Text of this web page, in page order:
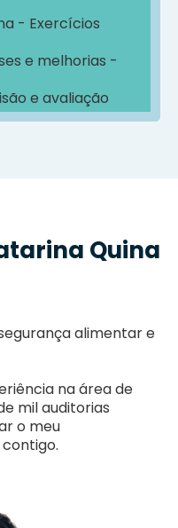
- Exercícios
e melhorias -
e avaliação
Quina
alimentar e
na área de
mil auditorias
o meu